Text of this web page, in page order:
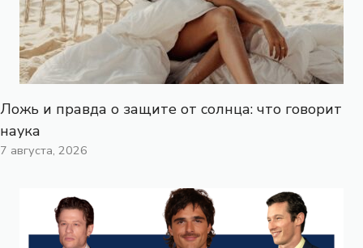
Ложь и правда о защите от солнца: что говорит
наука
7 августа, 2026